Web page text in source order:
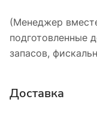
(Менеджер
подготовленные
запасов,
Доставка